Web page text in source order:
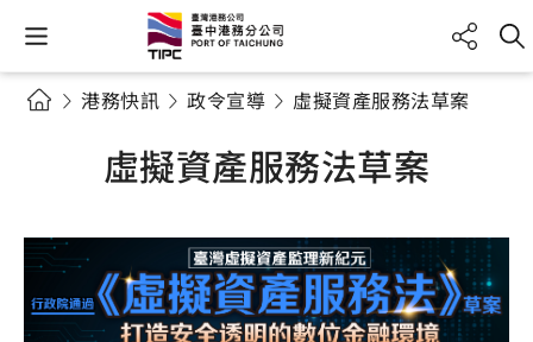
港務快訊 政令宣導 虛擬資產服務法草案
虛擬資產服務法草案